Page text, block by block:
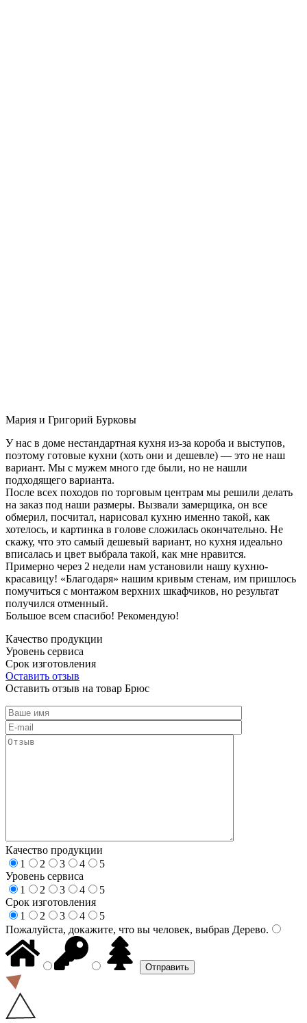
Мария и Григорий Бурковы
У нас в доме нестандартная кухня из-за короба и выступов,
поэтому готовые кухни (хоть они и дешевле) — это не наш
вариант. Мы с мужем много где были, но не нашли
подходящего варианта.
После всех походов по торговым центрам мы решили делать
на заказ под наши размеры. Вызвали замерщика, он все
обмерил, посчитал, нарисовал кухню именно такой, как
хотелось, и картинка в голове сложилась окончательно. Не
скажу, что это самый дешевый вариант, но кухня идеально
вписалась и цвет выбрала такой, как мне нравится.
Примерно через 2 недели нам установили нашу кухню-
красавицу! «Благодаря» нашим кривым стенам, им пришлось
помучиться с монтажом верхних шкафчиков, но результат
получился отменный.
Большое всем спасибо! Рекомендую!
Качество продукции
Уровень сервиса
Срок изготовления
Оставить отзыв
Оставить отзыв на товар Брюс
Качество продукции
1
2 3 4
5
Уровень сервиса
1
2 3 4
5
Срок изготовления
1
2 3 4
5
Пожалуйста, докажите, что вы человек, выбрав Дерево.